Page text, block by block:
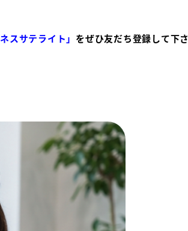
スサテライト」 をぜひ友だち登録して下さ